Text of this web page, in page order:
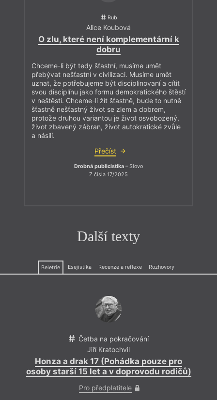
Rub
Alice Koubová
O zlu, které není komplementární k
dobru
Chceme-li být tedy šťastní, musíme umět
přebývat nešťastní v civilizaci. Musíme umět
uznat, že potřebujeme být disciplinovaní a cítit
svou disciplínu jako formu demokratického štěstí
v neštěstí. Chceme-li žít šťastně, bude to nutně
šťastně nešťastný život se zlem a dobrem,
protože druhou variantou je život osvobozený,
život zbavený zábran, život autokratické zvůle
a násilí.
Přečíst
Drobná publicistika – Slovo
Z čísla 17/2025
Další texty
Beletrie Esejistika Recenze a reflexe Rozhovory
Četba na pokračování
Jiří Kratochvil
Honza a drak 17 (Pohádka pouze pro
osoby starší 15 let a v doprovodu rodičů)
Pro předplatitele